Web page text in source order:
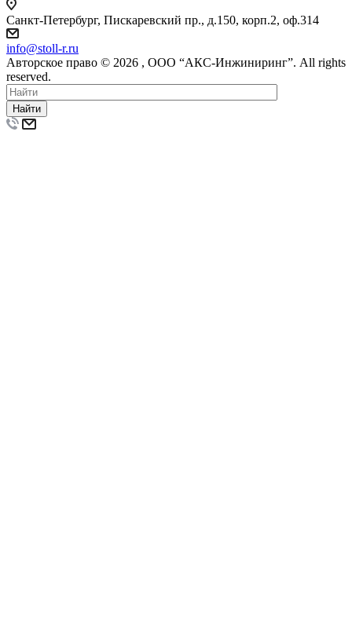
Санкт-Петербург, Пискаревский пр., д.150, корп.2, оф.314
info@stoll-r.ru
Авторское право © 2026 , OOO “АКС-Инжиниринг”. All rights
reserved.
Найти